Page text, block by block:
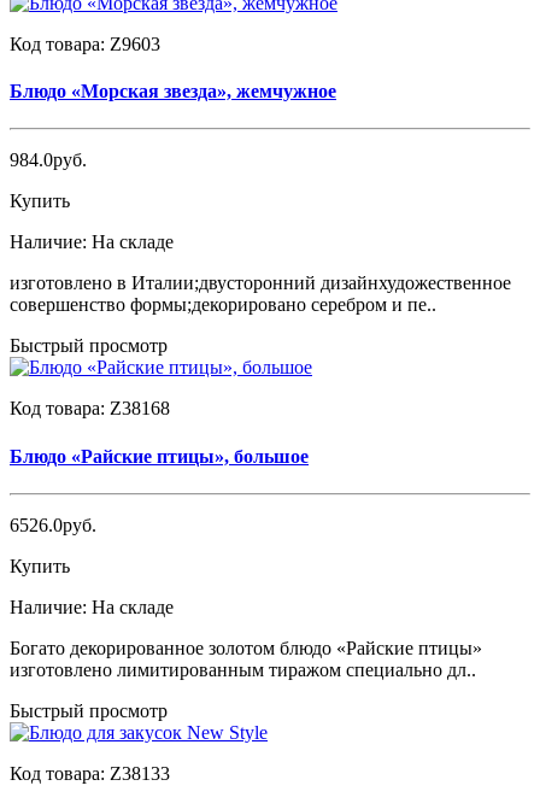
Код товара: Z9603
Блюдо «Морская звезда», жемчужное
984.0руб.
Купить
Наличие: На складе
изготовлено в Италии;двусторонний дизайнхудожественное
совершенство формы;декорировано серебром и пе..
Быстрый просмотр
Код товара: Z38168
Блюдо «Райские птицы», большое
6526.0руб.
Купить
Наличие: На складе
Богато декорированное золотом блюдо «Райские птицы»
изготовлено лимитированным тиражом специально дл..
Быстрый просмотр
Код товара: Z38133